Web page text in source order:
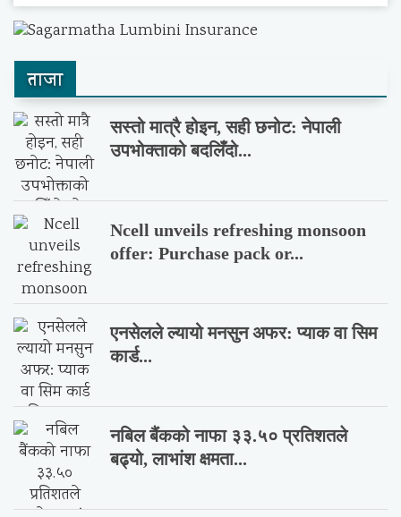
ताजा
सस्तो मात्रै होइन, सही छनोट: नेपाली
उपभोक्ताको बदलिँदो...
Ncell unveils refreshing monsoon
offer: Purchase pack or...
एनसेलले ल्यायो मनसुन अफर: प्याक वा सिम
कार्ड...
नबिल बैंकको नाफा ३३.५० प्रतिशतले
बढ्यो, लाभांश क्षमता...